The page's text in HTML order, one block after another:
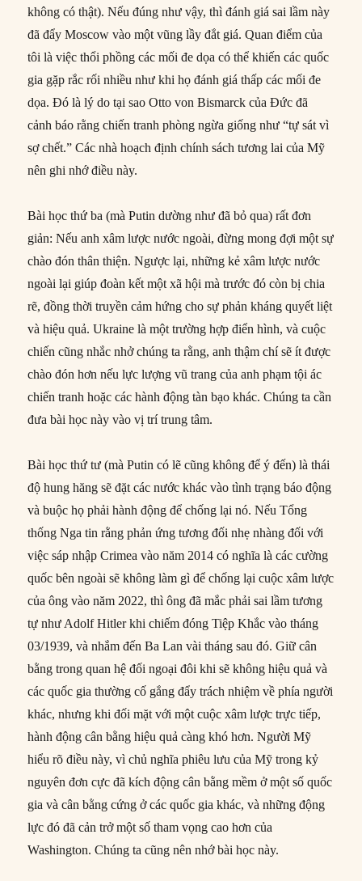
không có thật). Nếu đúng như vậy, thì đánh giá sai lầm này
đã đẩy Moscow vào một vũng lầy đắt giá. Quan điểm của
tôi là việc thổi phồng các mối đe dọa có thể khiến các quốc
gia gặp rắc rối nhiều như khi họ đánh giá thấp các mối đe
dọa. Đó là lý do tại sao Otto von Bismarck của Đức đã
cảnh báo rằng chiến tranh phòng ngừa giống như “tự sát vì
sợ chết.” Các nhà hoạch định chính sách tương lai của Mỹ
nên ghi nhớ điều này.
Bài học thứ ba (mà Putin dường như đã bỏ qua) rất đơn
giản: Nếu anh xâm lược nước ngoài, đừng mong đợi một sự
chào đón thân thiện. Ngược lại, những kẻ xâm lược nước
ngoài lại giúp đoàn kết một xã hội mà trước đó còn bị chia
rẽ, đồng thời truyền cảm hứng cho sự phản kháng quyết liệt
và hiệu quả. Ukraine là một trường hợp điển hình, và cuộc
chiến cũng nhắc nhở chúng ta rằng, anh thậm chí sẽ ít được
chào đón hơn nếu lực lượng vũ trang của anh phạm tội ác
chiến tranh hoặc các hành động tàn bạo khác. Chúng ta cần
đưa bài học này vào vị trí trung tâm.
Bài học thứ tư (mà Putin có lẽ cũng không để ý đến) là thái
độ hung hăng sẽ đặt các nước khác vào tình trạng báo động
và buộc họ phải hành động để chống lại nó. Nếu Tổng
thống Nga tin rằng phản ứng tương đối nhẹ nhàng đối với
việc sáp nhập Crimea vào năm 2014 có nghĩa là các cường
quốc bên ngoài sẽ không làm gì để chống lại cuộc xâm lược
của ông vào năm 2022, thì ông đã mắc phải sai lầm tương
tự như Adolf Hitler khi chiếm đóng Tiệp Khắc vào tháng
03/1939, và nhắm đến Ba Lan vài tháng sau đó. Giữ cân
bằng trong quan hệ đối ngoại đôi khi sẽ không hiệu quả và
các quốc gia thường cố gắng đẩy trách nhiệm về phía người
khác, nhưng khi đối mặt với một cuộc xâm lược trực tiếp,
hành động cân bằng hiệu quả càng khó hơn. Người Mỹ
hiểu rõ điều này, vì chủ nghĩa phiêu lưu của Mỹ trong kỷ
nguyên đơn cực đã kích động cân bằng mềm ở một số quốc
gia và cân bằng cứng ở các quốc gia khác, và những động
lực đó đã cản trở một số tham vọng cao hơn của
Washington. Chúng ta cũng nên nhớ bài học này.